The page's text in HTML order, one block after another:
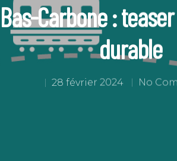
Carbone :
durable
28 février 2024 No